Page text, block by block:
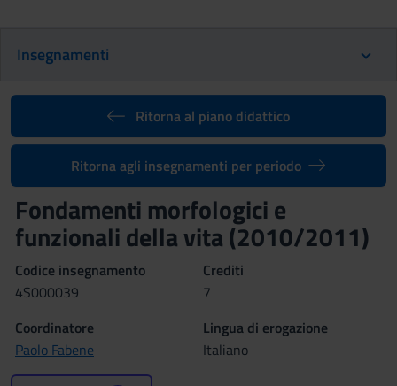
Insegnamenti
Ritorna al piano didattico
Ritorna agli insegnamenti per periodo
Fondamenti morfologici e
funzionali della vita (2010/2011)
Codice insegnamento
4S000039
Crediti
7
Coordinatore
Paolo Fabene
Lingua di erogazione
Italiano